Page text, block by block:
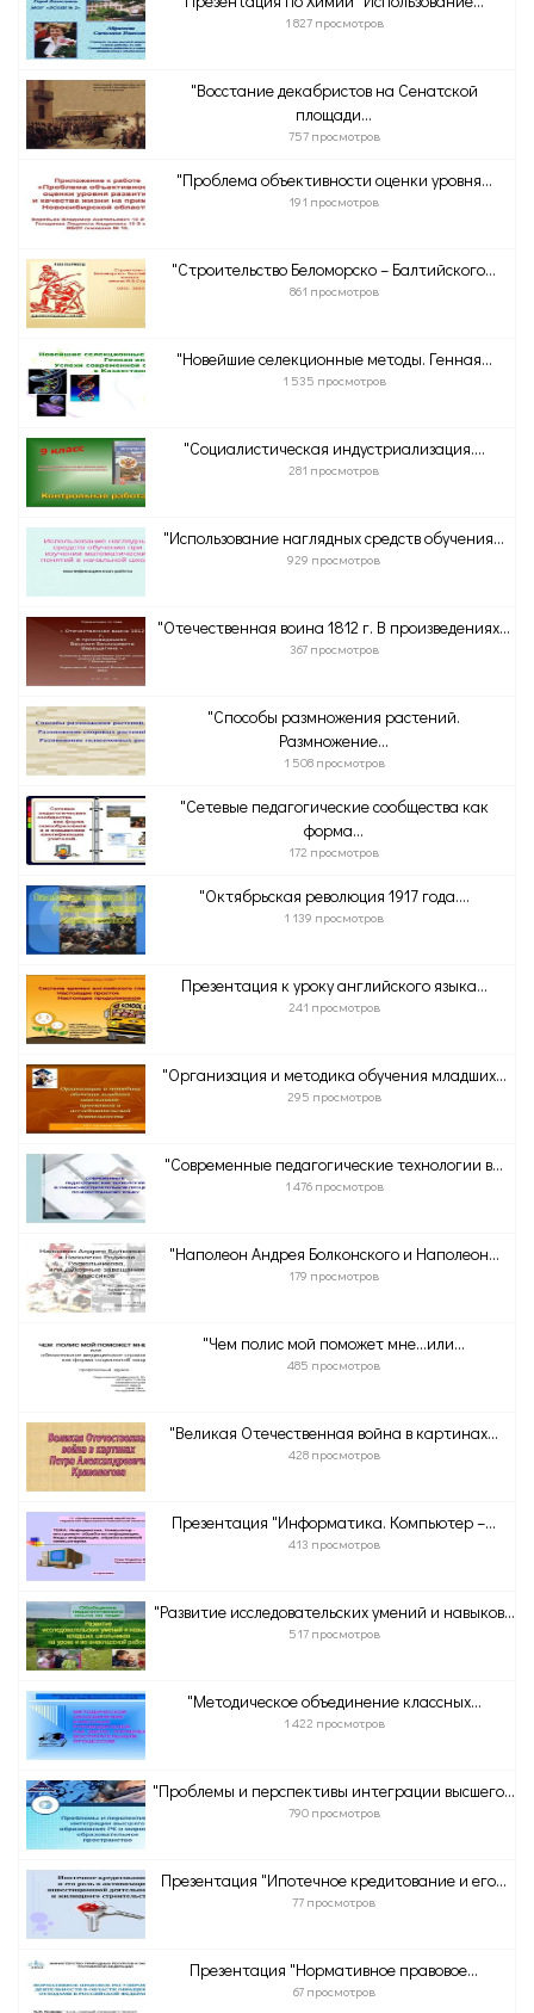
1 827 просмотров
"Восстание декабристов на Сенатской
площади...
757 просмотров
"Проблема объективности оценки уровня...
191 просмотров
"Строительство Беломорско – Балтийского...
861 просмотров
"Новейшие селекционные методы. Генная...
1 535 просмотров
"Социалистическая индустриализация....
281 просмотров
"Использование наглядных средств обучения...
929 просмотров
"Отечественная воина 1812 г. В произведениях...
367 просмотров
"Способы размножения растений.
Размножение...
1 508 просмотров
"Сетевые педагогические сообщества как
форма...
172 просмотров
"Октябрьская революция 1917 года....
1 139 просмотров
Презентация к уроку английского языка...
241 просмотров
"Организация и методика обучения младших...
295 просмотров
"Современные педагогические технологии в...
1 476 просмотров
"Наполеон Андрея Болконского и Наполеон...
179 просмотров
"Чем полис мой поможет мне...или...
485 просмотров
"Великая Отечественная война в картинах...
428 просмотров
Презентация "Информатика. Компьютер –...
413 просмотров
"Развитие исследовательских умений и навыков...
517 просмотров
"Методическое объединение классных...
1 422 просмотров
"Проблемы и перспективы интеграции высшего...
790 просмотров
Презентация "Ипотечное кредитование и его...
77 просмотров
Презентация "Нормативное правовое...
67 просмотров